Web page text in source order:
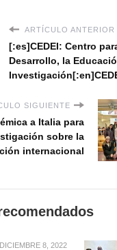
–
ARTÍCULO ANTERIOR
[:es]CEDEI: Centro
Desarrollo, la
SIGUIENTE
a Italia para
sobre la
internacional
DICIEMBRE 8, 2022